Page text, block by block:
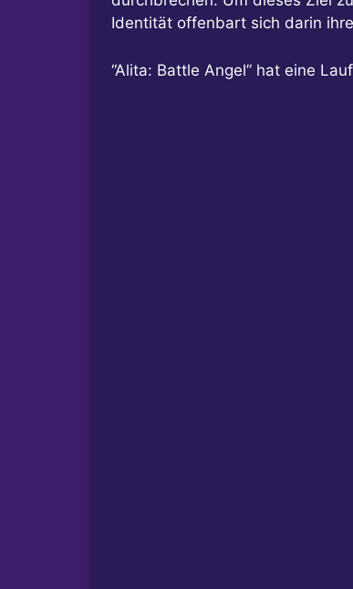
Identität offenbart sich darin
“Alita: Battle Angel” hat eine